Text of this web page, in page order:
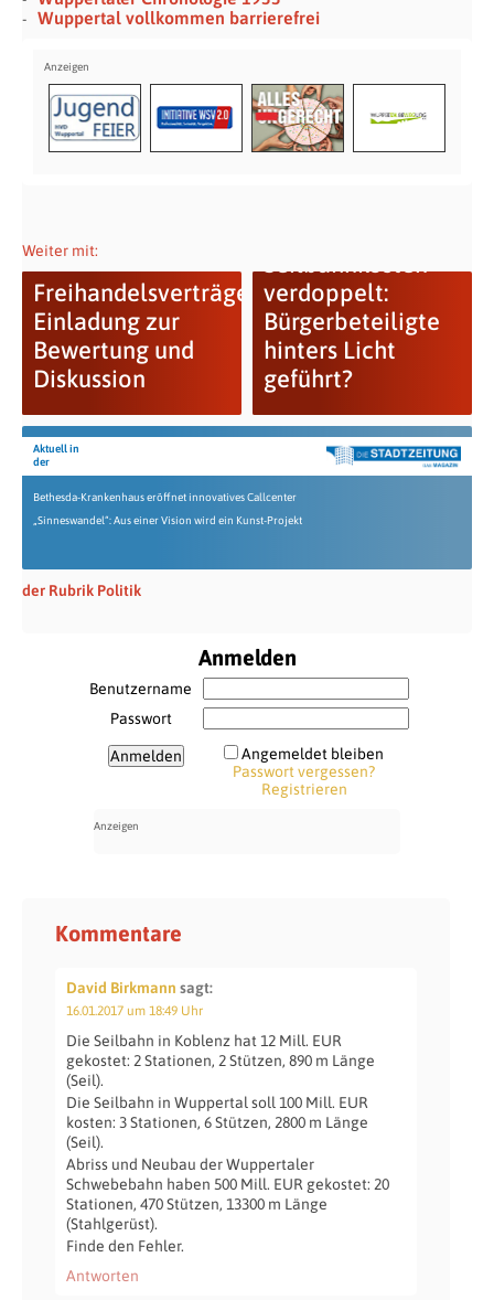
Wuppertal vollkommen barrierefrei
Weiter mit:
Freihandelsverträge:
Einladung zur
Bewertung und
Diskussion
verdoppelt:
Bürgerbeteiligte
hinters Licht
geführt?
Aktuell in
der
Bethesda-Krankenhaus eröffnet innovatives Callcenter
„Sinneswandel“: Aus einer Vision wird ein Kunst-Projekt
der Rubrik Politik
Anmelden
Benutzername
Passwort
Angemeldet bleiben
Passwort vergessen?
Registrieren
Kommentare
David Birkmann sagt:
16.01.2017 um 18:49 Uhr
Die Seilbahn in Koblenz hat 12 Mill. EUR
gekostet: 2 Stationen, 2 Stützen, 890 m Länge
(Seil).
Die Seilbahn in Wuppertal soll 100 Mill. EUR
kosten: 3 Stationen, 6 Stützen, 2800 m Länge
(Seil).
Abriss und Neubau der Wuppertaler
Schwebebahn haben 500 Mill. EUR gekostet: 20
Stationen, 470 Stützen, 13300 m Länge
(Stahlgerüst).
Finde den Fehler.
Antworten